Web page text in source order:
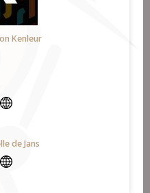
Kenleur
de Jans